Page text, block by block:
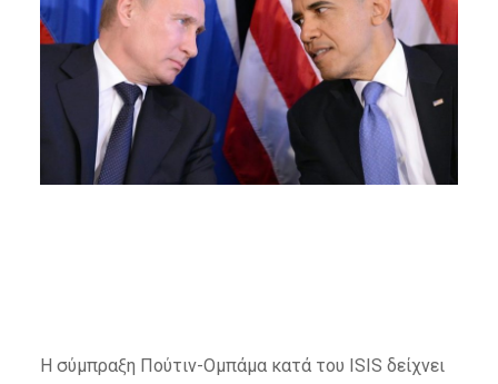
Η σύμπραξη Πούτιν-Ομπάμα κατά του ΙSIS δείχνει